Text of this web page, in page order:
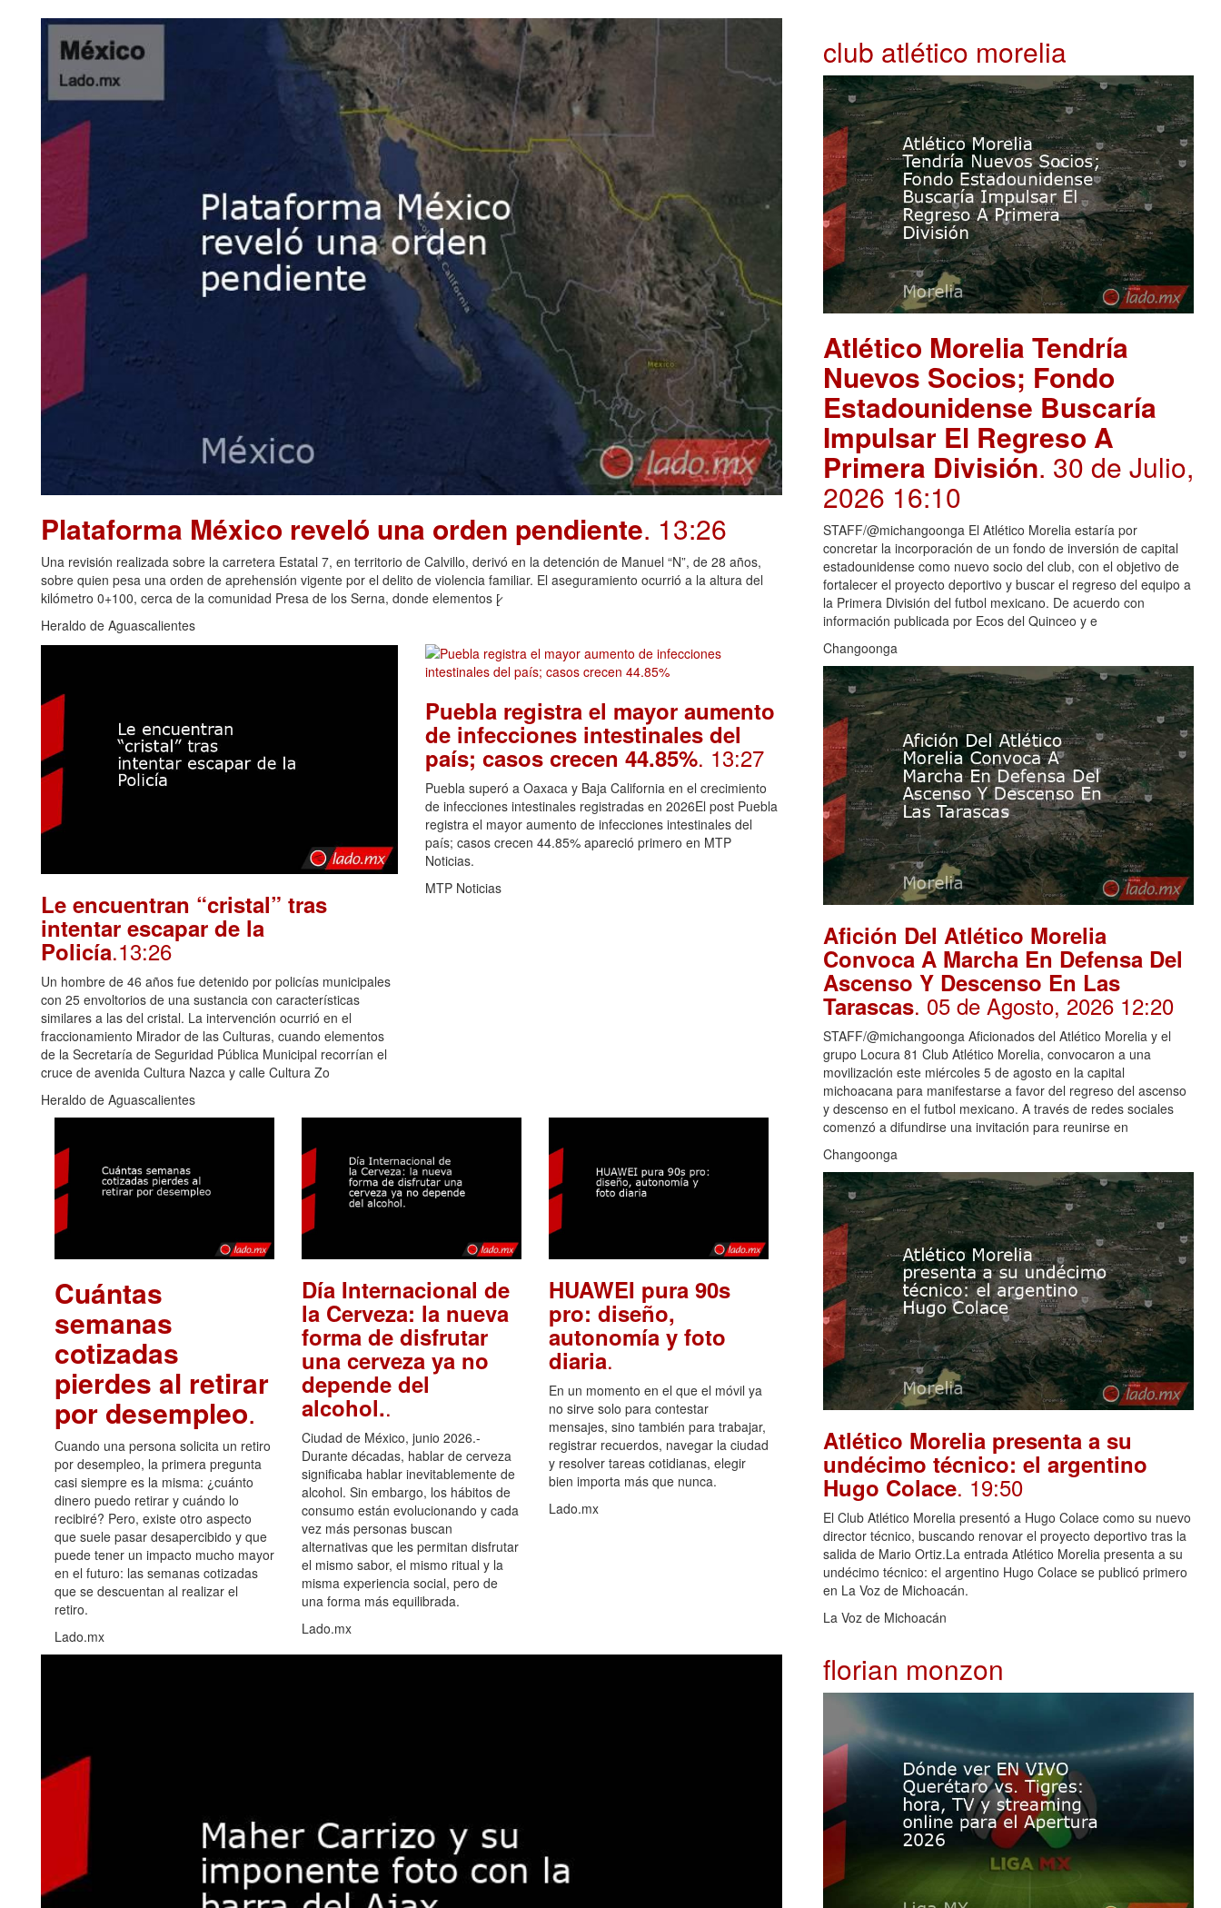
Plataforma México reveló una orden pendiente. 13:26
Una revisión realizada sobre la carretera Estatal 7, en territorio de Calvillo, derivó en la detención de Manuel “N”, de 28 años,
sobre quien pesa una orden de aprehensión vigente por el delito de violencia familiar. El aseguramiento ocurrió a la altura del
kilómetro 0+100, cerca de la comunidad Presa de los Serna, donde elementos [̷
Heraldo de Aguascalientes
Le encuentran “cristal” tras
intentar escapar de la
Policía.13:26
Un hombre de 46 años fue detenido por policías municipales
con 25 envoltorios de una sustancia con características
similares a las del cristal. La intervención ocurrió en el
fraccionamiento Mirador de las Culturas, cuando elementos
de la Secretaría de Seguridad Pública Municipal recorrían el
cruce de avenida Cultura Nazca y calle Cultura Zo
Heraldo de Aguascalientes
Puebla registra el mayor aumento
de infecciones intestinales del
país; casos crecen 44.85%. 13:27
Puebla superó a Oaxaca y Baja California en el crecimiento
de infecciones intestinales registradas en 2026El post Puebla
registra el mayor aumento de infecciones intestinales del
país; casos crecen 44.85% apareció primero en MTP
Noticias.
MTP Noticias
Cuántas
semanas
cotizadas
pierdes al retirar
por desempleo.
Cuando una persona solicita un retiro
por desempleo, la primera pregunta
casi siempre es la misma: ¿cuánto
dinero puedo retirar y cuándo lo
recibiré? Pero, existe otro aspecto
que suele pasar desapercibido y que
puede tener un impacto mucho mayor
en el futuro: las semanas cotizadas
que se descuentan al realizar el
retiro.
Lado.mx
Día Internacional de
la Cerveza: la nueva
forma de disfrutar
una cerveza ya no
depende del
alcohol..
Ciudad de México, junio 2026.-
Durante décadas, hablar de cerveza
significaba hablar inevitablemente de
alcohol. Sin embargo, los hábitos de
consumo están evolucionando y cada
vez más personas buscan
alternativas que les permitan disfrutar
el mismo sabor, el mismo ritual y la
misma experiencia social, pero de
una forma más equilibrada.
Lado.mx
HUAWEI pura 90s
pro: diseño,
autonomía y foto
diaria.
En un momento en el que el móvil ya
no sirve solo para contestar
mensajes, sino también para trabajar,
registrar recuerdos, navegar la ciudad
y resolver tareas cotidianas, elegir
bien importa más que nunca.
Lado.mx
club atlético morelia
Atlético Morelia Tendría
Nuevos Socios; Fondo
Estadounidense Buscaría
Impulsar El Regreso A
Primera División. 30 de Julio,
2026 16:10
STAFF/@michangoonga El Atlético Morelia estaría por
concretar la incorporación de un fondo de inversión de capital
estadounidense como nuevo socio del club, con el objetivo de
fortalecer el proyecto deportivo y buscar el regreso del equipo a
la Primera División del futbol mexicano. De acuerdo con
información publicada por Ecos del Quinceo y e
Changoonga
Afición Del Atlético Morelia
Convoca A Marcha En Defensa Del
Ascenso Y Descenso En Las
Tarascas. 05 de Agosto, 2026 12:20
STAFF/@michangoonga Aficionados del Atlético Morelia y el
grupo Locura 81 Club Atlético Morelia, convocaron a una
movilización este miércoles 5 de agosto en la capital
michoacana para manifestarse a favor del regreso del ascenso
y descenso en el futbol mexicano. A través de redes sociales
comenzó a difundirse una invitación para reunirse en
Changoonga
Atlético Morelia presenta a su
undécimo técnico: el argentino
Hugo Colace. 19:50
El Club Atlético Morelia presentó a Hugo Colace como su nuevo
director técnico, buscando renovar el proyecto deportivo tras la
salida de Mario Ortiz.La entrada Atlético Morelia presenta a su
undécimo técnico: el argentino Hugo Colace se publicó primero
en La Voz de Michoacán.
La Voz de Michoacán
florian monzon